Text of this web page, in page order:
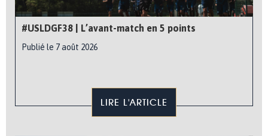
#USLDGF38 | L’avant-match en 5 points
Publié le 7 août 2026
LIRE L'ARTICLE